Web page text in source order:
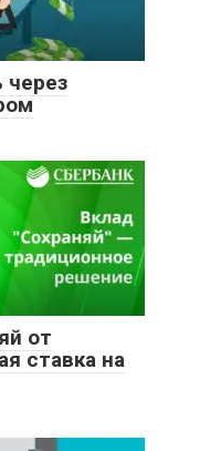
через
от
ставка на